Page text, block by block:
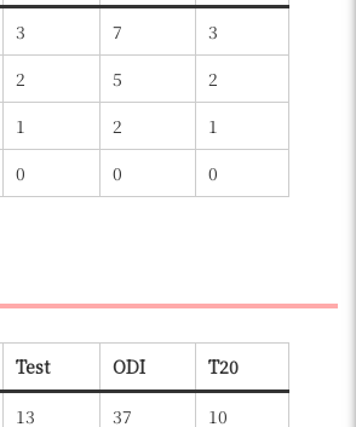
3 7
3
2 5
2
1 2
1
0 0 0
Test ODI T20
13 37
10